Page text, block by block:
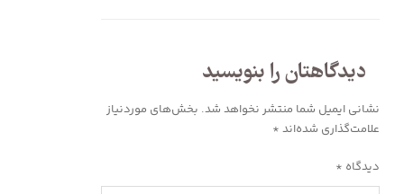
دیدگاهتان را بنویسید
نشانی ایمیل شما منتشر نخواهد شد. بخش‌های موردنیاز
علامت‌گذاری شده‌اند *
دیدگاه *